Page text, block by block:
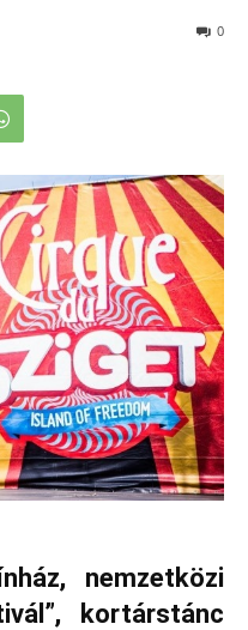
0
nemzetközi
kortárstánc